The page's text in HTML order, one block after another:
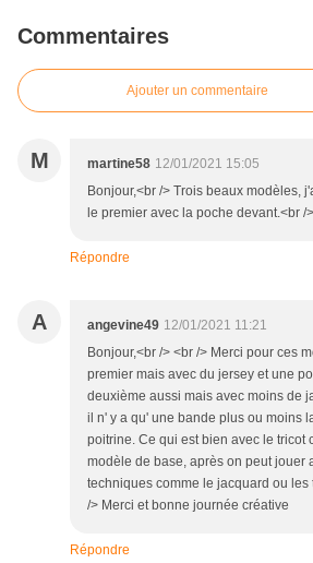
Commentaires
Ajouter un commentaire
M martine58 12/01/2021 15:05
Bonjour,<br /> Trois beaux modèles,
le premier avec la poche devant.<br /
Répondre
A angevine49 12/01/2021 11:21
Bonjour,<br /> <br /> Merci pour ces
premier mais avec du jersey et une
deuxième aussi mais avec moins de
il n' y a qu' une bande plus ou moins
poitrine. Ce qui est bien avec le tricot
modèle de base, après on peut jouer
techniques comme le jacquard ou les
/> Merci et bonne journée créative
Répondre